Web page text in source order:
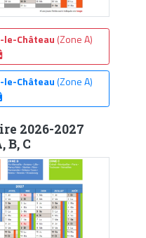
le-Château (Zone A)
le-Château(Zone A)
2026-2027
B, C